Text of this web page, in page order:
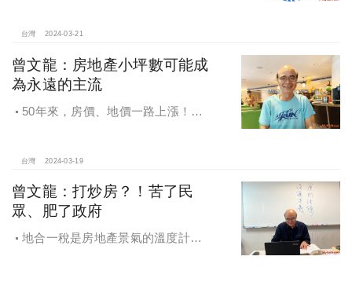
台灣 2024-03-21
曾文龍：房地產小坪數可能成
為永遠的主流
50年來，房價、地價一路上漲！無
台灣 2024-03-19
曾文龍：打炒房？！苦了民
眾、肥了政府
地合一稅是房地產景氣的溫度計，